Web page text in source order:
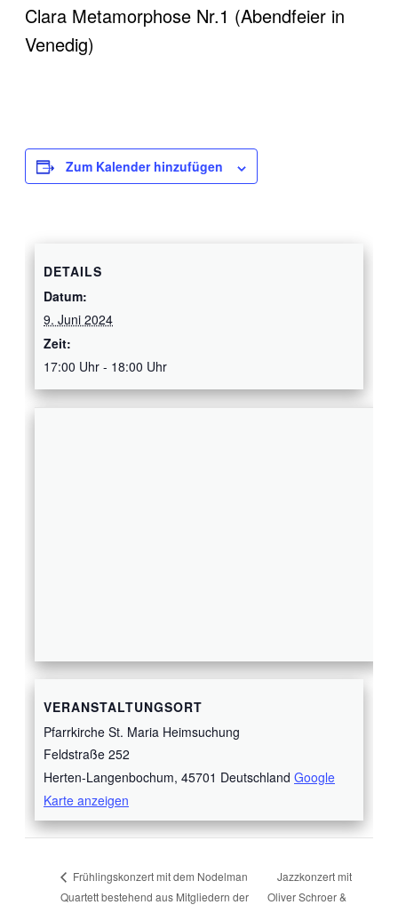
Clara Metamorphose Nr.1 (Abendfeier in
Venedig)
Zum Kalender hinzufügen
DETAILS
Datum:
9. Juni 2024
Zeit:
17:00 Uhr - 18:00 Uhr
VERANSTALTUNGSORT
Pfarrkirche St. Maria Heimsuchung
Feldstraße 252
Herten-Langenbochum, 45701 Deutschland Google
Karte anzeigen
Frühlingskonzert mit dem Nodelman
Quartett bestehend aus Mitgliedern der
Jazzkonzert mit
Oliver Schroer &